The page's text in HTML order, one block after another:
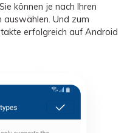
können je nach Ihren
auswählen. Und zum
erfolgreich auf Android